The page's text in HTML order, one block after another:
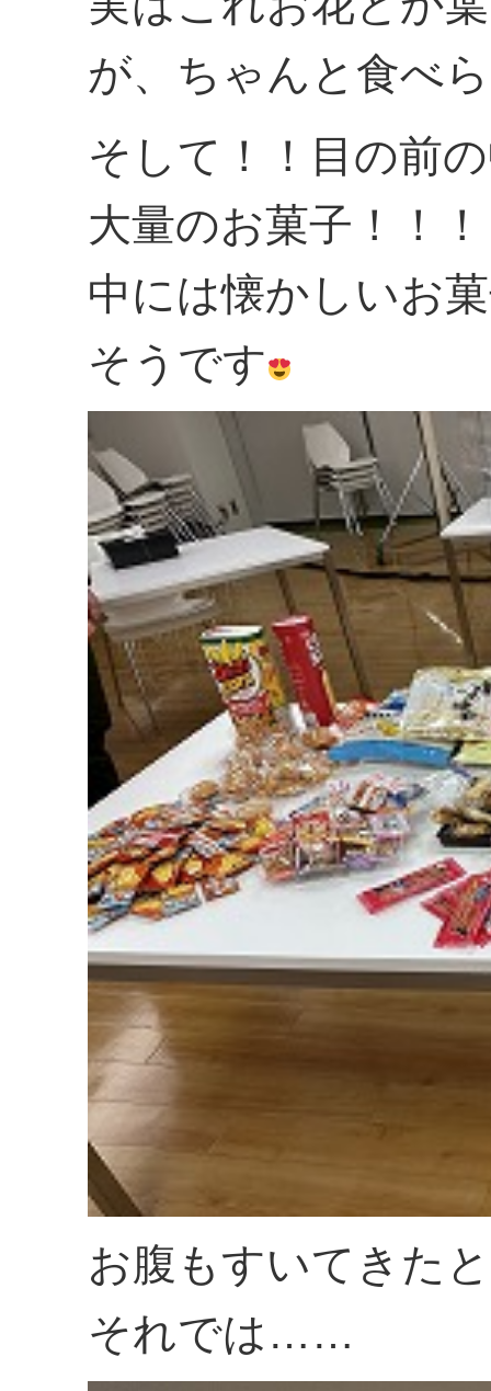
が、ちゃんと食べ
そして！！目の前
大量のお菓子！！
中には懐かしいお
そうです
お腹もすいてきた
それでは……